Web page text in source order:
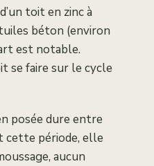
toit en zinc à
béton (environ
est notable.
se faire sur le cycle
posée dure entre
cette période, elle
aucun